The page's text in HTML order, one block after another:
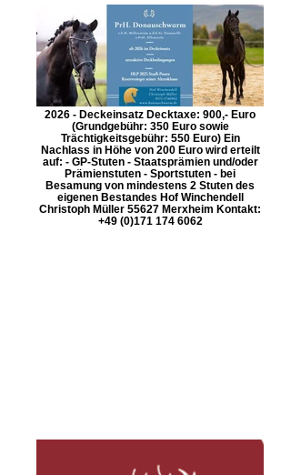
2026 - Deckeinsatz Decktaxe: 900,- Euro
(Grundgebühr: 350 Euro sowie
Trächtigkeitsgebühr: 550 Euro) Ein
Nachlass in Höhe von 200 Euro wird erteilt
auf: - GP-Stuten - Staatsprämien und/oder
Prämienstuten - Sportstuten - bei
Besamung von mindestens 2 Stuten des
eigenen Bestandes Hof Winchendell
Christoph Müller 55627 Merxheim Kontakt:
+49 (0)171 174 6062